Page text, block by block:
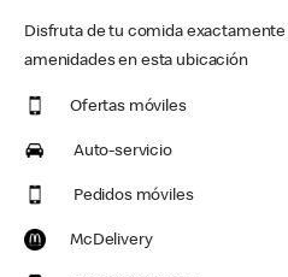
Disfruta de tu comida
amenidades en esta ubicación
Ofertas móviles
Auto-servicio
Pedidos móviles
McDelivery